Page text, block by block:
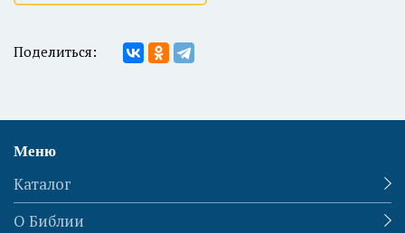
Поделиться:
Меню
Каталог
О Библии